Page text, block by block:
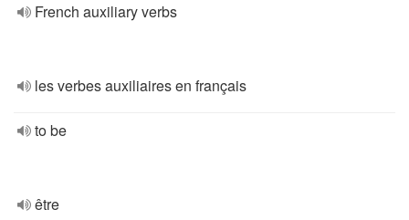
French auxiliary verbs
les verbes auxiliaires en français
to be
être